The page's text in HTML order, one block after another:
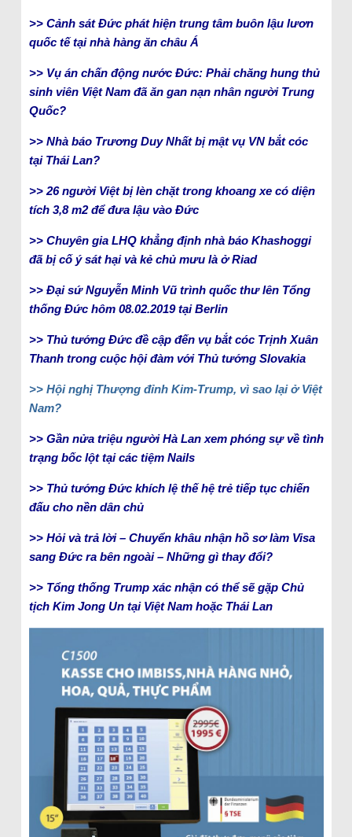
>> Cảnh sát Đức phát hiện trung tâm buôn lậu lươn
quốc tế tại nhà hàng ăn châu Á
>> Vụ án chấn động nước Đức: Phải chăng hung thủ
sinh viên Việt Nam đã ăn gan nạn nhân người Trung
Quốc?
>> Nhà báo Trương Duy Nhất bị mật vụ VN bắt cóc
tại Thái Lan?
>> 26 người Việt bị lèn chặt trong khoang xe có diện
tích 3,8 m2 để đưa lậu vào Đức
>> Chuyên gia LHQ khẳng định nhà báo Khashoggi
đã bị cố ý sát hại và kẻ chủ mưu là ở Riad
>> Đại sứ Nguyễn Minh Vũ trình quốc thư lên Tổng
thống Đức hôm 08.02.2019 tại Berlin
>> Thủ tướng Đức đề cập đến vụ bắt cóc Trịnh Xuân
Thanh trong cuộc hội đàm với Thủ tướng Slovakia
>> Hội nghị Thượng đỉnh Kim-Trump, vì sao lại ở Việt
Nam?
>> Gần nửa triệu người Hà Lan xem phóng sự về tình
trạng bốc lột tại các tiệm Nails
>> Thủ tướng Đức khích lệ thế hệ trẻ tiếp tục chiến
đấu cho nền dân chủ
>> Hỏi và trả lời – Chuyển khâu nhận hồ sơ làm Visa
sang Đức ra bên ngoài – Những gì thay đổi?
>> Tổng thống Trump xác nhận có thể sẽ gặp Chủ
tịch Kim Jong Un tại Việt Nam hoặc Thái Lan